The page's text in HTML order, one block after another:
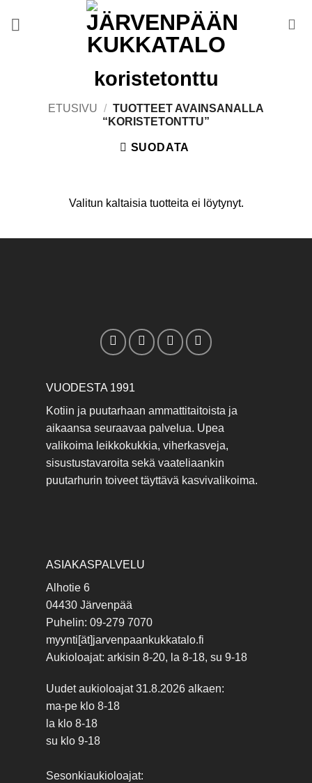
koristetonttu
ETUSIVU / TUOTTEET AVAINSANALLA
“KORISTETONTTU”
SUODATA
Valitun kaltaisia tuotteita ei löytynyt.
VUODESTA 1991
Kotiin ja puutarhaan ammattitaitoista ja
aikaansa seuraavaa palvelua. Upea
valikoima leikkokukkia, viherkasveja,
sisustustavaroita sekä vaateliaankin
puutarhurin toiveet täyttävä kasvivalikoima.
ASIAKASPALVELU
Alhotie 6
04430 Järvenpää
Puhelin: 09-279 7070
myynti[ät]jarvenpaankukkatalo.fi
Aukioloajat: arkisin 8-20, la 8-18, su 9-18
Uudet aukioloajat 31.8.2026 alkaen:
ma-pe klo 8-18
la klo 8-18
su klo 9-18
Sesonkiaukioloajat: